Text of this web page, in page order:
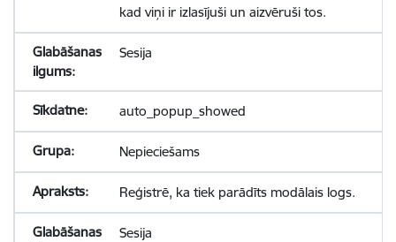
kad viņi ir izlasījuši un aizvēruši tos.
Sesija
auto_popup_showed
Nepieciešams
Reģistrē, ka tiek parādīts modālais logs.
Sesija